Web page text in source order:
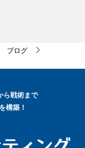
ブログ
ら戦術まで
構築！